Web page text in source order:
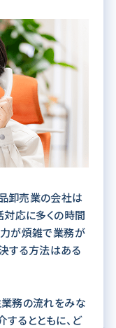
卸売業の会社は
対応に多くの時間
が煩雑で業務が
する方法はある
務の流れをみな
するとともに、ど